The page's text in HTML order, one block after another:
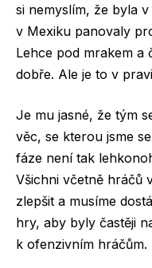
si nemyslím, že byla
v Mexiku panovaly
Lehce pod mrakem a
dobře. Ale je to v
Je mu jasné, že tým
věc, se kterou jsme
fáze není tak
Všichni včetně hráčů
zlepšit a musíme
hry, aby byly častěji
k ofenzivním hráčům.